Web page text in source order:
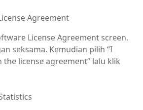
Agreement
License Agreement screen,
seksama. Kemudian pilih “I
license agreement” lalu klik